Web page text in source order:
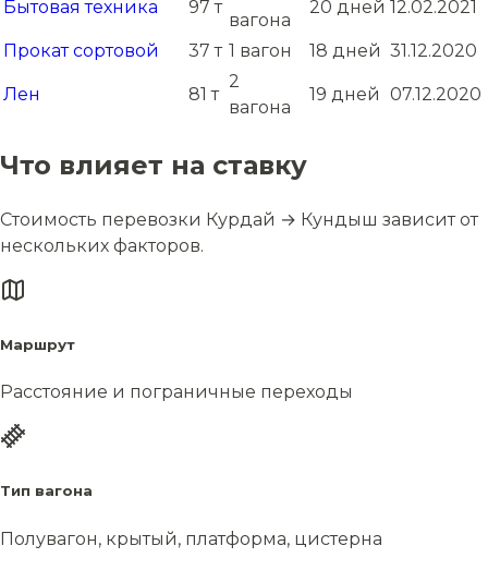
Бытовая техника 97 т
вагона
20 дней 12.02.2021
Прокат сортовой 37 т 1 вагон 18 дней 31.12.2020
Лен 81 т
2
вагона
19 дней 07.12.2020
Что влияет на ставку
Стоимость перевозки Курдай → Кундыш зависит от
нескольких факторов.
Маршрут
Расстояние и пограничные переходы
Тип вагона
Полувагон, крытый, платформа, цистерна